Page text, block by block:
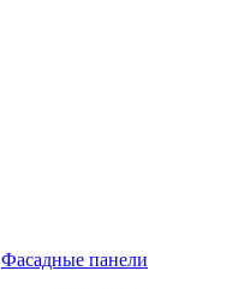
Фасадные панели